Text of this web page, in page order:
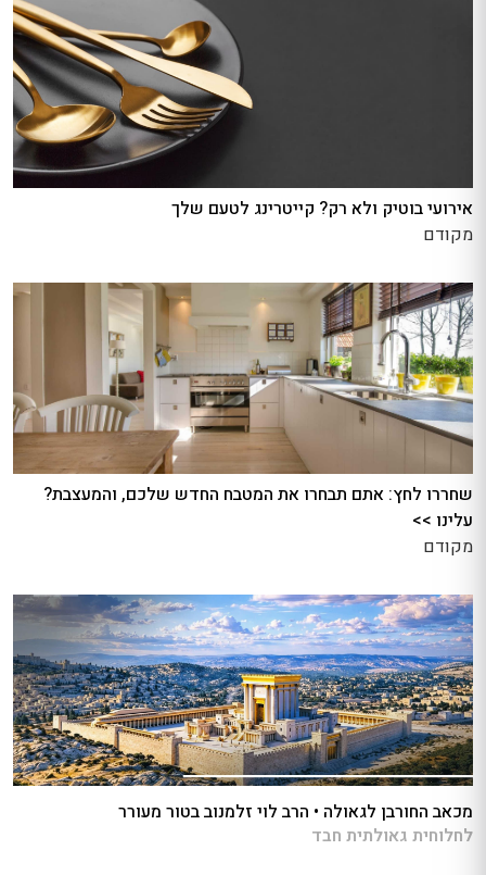
אירועי בוטיק ולא רק? קייטרינג לטעם שלך
מקודם
שחררו לחץ: אתם תבחרו את המטבח החדש שלכם, והמעצבת?
עלינו >>
מקודם
מכאב החורבן לגאולה • הרב לוי זלמנוב בטור מעורר
לחלוחית גאולתית חבד